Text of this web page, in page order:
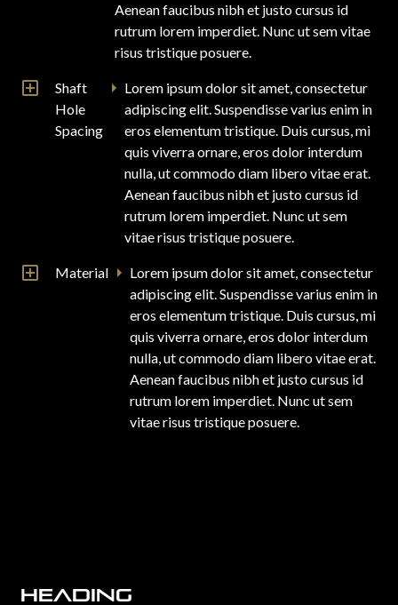
Aenean faucibus nibh et justo cursus id
rutrum lorem imperdiet. Nunc ut sem vitae
risus tristique posuere.
Shaft
Hole
Spacing
Lorem ipsum dolor sit amet, consectetur
adipiscing elit. Suspendisse varius enim in
eros elementum tristique. Duis cursus, mi
quis viverra ornare, eros dolor interdum
nulla, ut commodo diam libero vitae erat.
Aenean faucibus nibh et justo cursus id
rutrum lorem imperdiet. Nunc ut sem
vitae risus tristique posuere.
Material
Lorem ipsum dolor sit amet, consectetur
adipiscing elit. Suspendisse varius enim in
eros elementum tristique. Duis cursus, mi
quis viverra ornare, eros dolor interdum
nulla, ut commodo diam libero vitae erat.
Aenean faucibus nibh et justo cursus id
rutrum lorem imperdiet. Nunc ut sem
vitae risus tristique posuere.
Heading